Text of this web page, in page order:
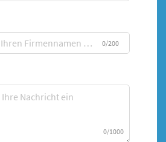
0/200
0/1000